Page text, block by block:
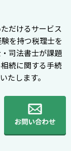
だけるサービス
を持つ税理士を
司法書士が課題
続に関する手続
たします。